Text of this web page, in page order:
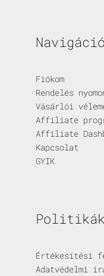
Navigáció
Fiókom
Rendelés
Vásárlói
Affiliate
Affiliate
Kapcsolat
GYIK
Politikák
Értékesítési
Adatvédelmi